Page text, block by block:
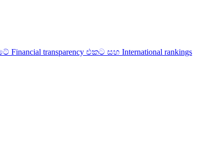
transparency එකට සහ International rankings